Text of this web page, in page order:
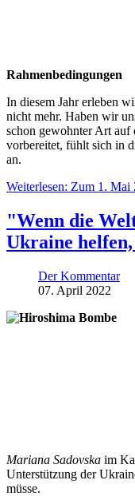
Rahmenbedingungen
In diesem Jahr erleben
nicht mehr. Haben wir
schon gewohnter Art auf
vorbereitet, fühlt sich in
an.
Weiterlesen: Zum 1. Mai
"Wenn die
Ukraine
Der Kommentar
07. April 2022
Mariana Sadovska im
Unterstützung der
müsse.